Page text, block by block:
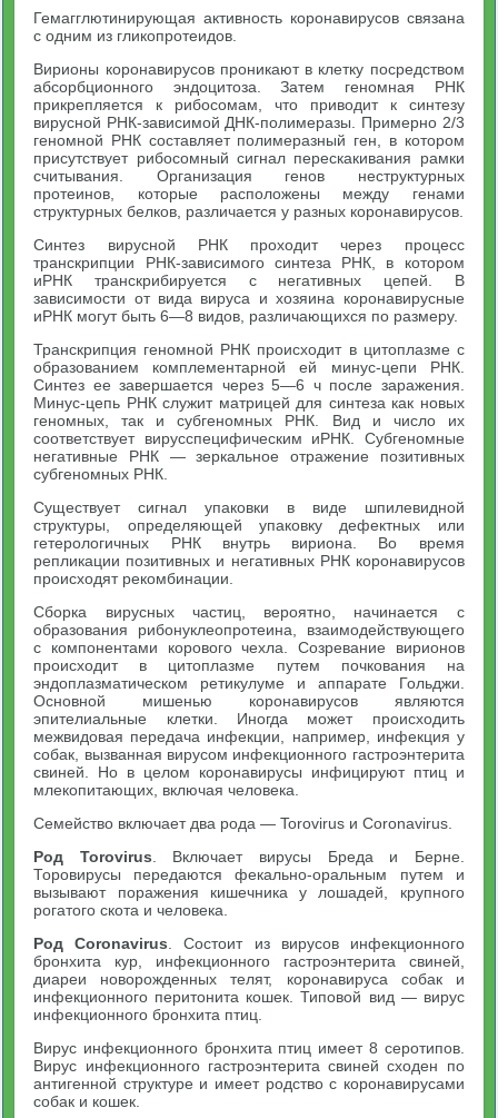
Гемагглютинирующая активность коронавирусов связана
с одним из гликопротеидов.
Вирионы коронавирусов проникают в клетку посредством
абсорбционного эндоцитоза. Затем геномная РНК
прикрепляется к рибосомам, что приводит к синтезу
вирусной РНК-зависимой ДНК-полимеразы. Примерно 2/3
геномной РНК составляет полимеразный ген, в котором
присутствует рибосомный сигнал перескакивания рамки
считывания. Организация генов неструктурных
протеинов, которые расположены между генами
структурных белков, различается у разных коронавирусов.
Синтез вирусной РНК проходит через процесс
транскрипции РНК-зависимого синтеза РНК, в котором
иРНК транскрибируется с негативных цепей. В
зависимости от вида вируса и хозяина коронавирусные
иРНК могут быть 6—8 видов, различающихся по размеру.
Транскрипция геномной РНК происходит в цитоплазме с
образованием комплементарной ей минус-цепи РНК.
Синтез ее завершается через 5—6 ч после заражения.
Минус-цепь РНК служит матрицей для синтеза как новых
геномных, так и субгеномных РНК. Вид и число их
соответствует вирусспецифическим иРНК. Субгеномные
негативные РНК — зеркальное отражение позитивных
субгеномных РНК.
Существует сигнал упаковки в виде шпилевидной
структуры, определяющей упаковку дефектных или
гетерологичных РНК внутрь вириона. Во время
репликации позитивных и негативных РНК коронавирусов
происходят рекомбинации.
Сборка вирусных частиц, вероятно, начинается с
образования рибонуклеопротеина, взаимодействующего
с компонентами корового чехла. Созревание вирионов
происходит в цитоплазме путем почкования на
эндоплазматическом ретикулуме и аппарате Гольджи.
Основной мишенью коронавирусов являются
эпителиальные клетки. Иногда может происходить
межвидовая передача инфекции, например, инфекция у
собак, вызванная вирусом инфекционного гастроэнтерита
свиней. Но в целом коронавирусы инфицируют птиц и
млекопитающих, включая человека.
Семейство включает два рода — Torovirus и Coronavirus.
Род Torovirus . Включает вирусы Бреда и Берне.
Торовирусы передаются фекально-оральным путем и
вызывают поражения кишечника у лошадей, крупного
рогатого скота и человека.
РодCoronavirus . Состоит из вирусов инфекционного
бронхита кур, инфекционного гастроэнтерита свиней,
диареи новорожденных телят, коронавируса собак и
инфекционного перитонита кошек. Типовой вид — вирус
инфекционного бронхита птиц.
Вирус инфекционного бронхита птиц имеет 8 серотипов.
Вирус инфекционного гастроэнтерита свиней сходен по
антигенной структуре и имеет родство с коронавирусами
собак и кошек.